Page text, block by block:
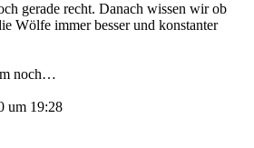
gerade recht. Danach wissen wir ob
Wölfe immer besser und konstanter
noch…
um 19:28